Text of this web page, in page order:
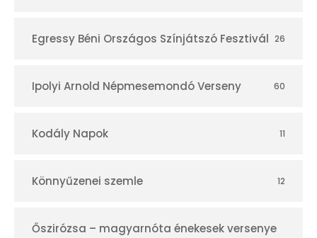
Egressy Béni Országos Színjátszó Fesztivál 26
Ipolyi Arnold Népmesemondó Verseny 60
Kodály Napok 11
Könnyűzenei szemle 12
Őszirózsa – magyarnóta énekesek versenye